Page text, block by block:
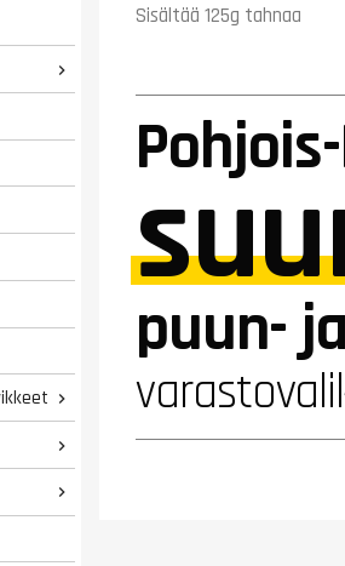




Sisältää 125g tahnaa
puun-